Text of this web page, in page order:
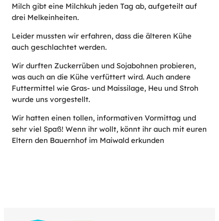
Milch gibt eine Milchkuh jeden Tag ab, aufgeteilt auf
drei Melkeinheiten.
Leider mussten wir erfahren, dass die älteren Kühe
auch geschlachtet werden.
Wir durften Zuckerrüben und Sojabohnen probieren,
was auch an die Kühe verfüttert wird. Auch andere
Futtermittel wie Gras- und Maissilage, Heu und Stroh
wurde uns vorgestellt.
Wir hatten einen tollen, informativen Vormittag und
sehr viel Spaß! Wenn ihr wollt, könnt ihr auch mit euren
Eltern den Bauernhof im Maiwald erkunden